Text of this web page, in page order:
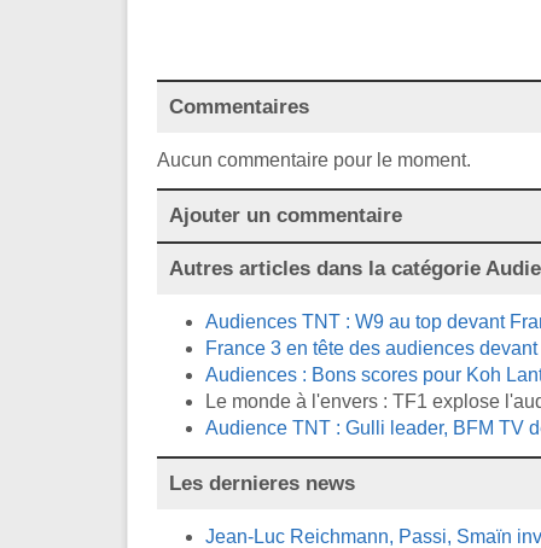
Commentaires
Aucun commentaire pour le moment.
Ajouter un commentaire
Autres articles dans la catégorie
Audiences TNT : W9 au top devant
France 3 en tête des audiences
Audiences : Bons scores pour Koh
Le monde à l'envers : TF1 explose
Audience TNT : Gulli leader, BFM TV
Les dernieres news
Jean-Luc Reichmann, Passi, Smaïn